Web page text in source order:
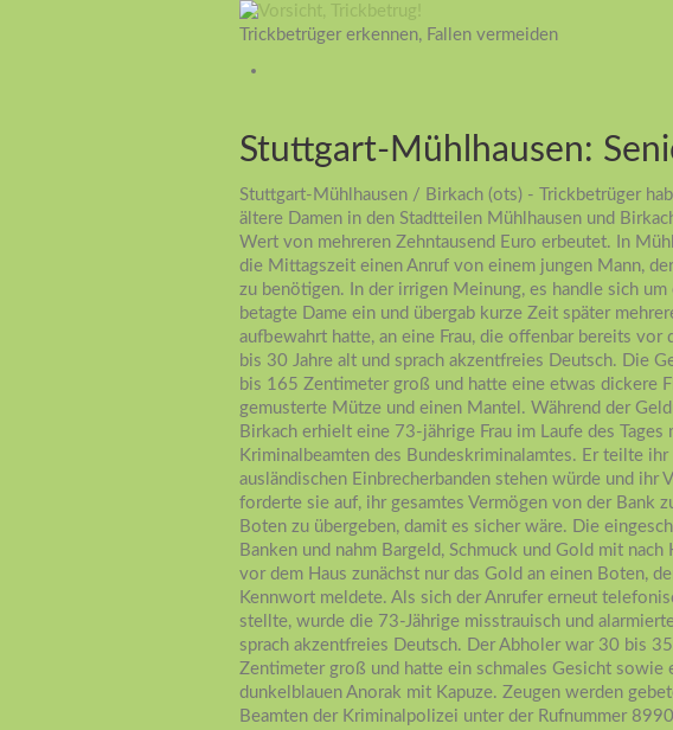
Trickbetrüger erkennen, Fallen vermeiden
Stuttgart-Mühlhausen:
Stuttgart-Mühlhausen / Birkach (ots) - Trickbetrüger
ältere Damen in den Stadtteilen Mühlhausen und
Wert von mehreren Zehntausend Euro erbeutet. In
die Mittagszeit einen Anruf von einem jungen Mann,
zu benötigen. In der irrigen Meinung, es handle sich
betagte Dame ein und übergab kurze Zeit später
aufbewahrt hatte, an eine Frau, die offenbar bereits
bis 30 Jahre alt und sprach akzentfreies Deutsch. Die
bis 165 Zentimeter groß und hatte eine etwas dickere
gemusterte Mütze und einen Mantel. Während der
Birkach erhielt eine 73-jährige Frau im Laufe des
Kriminalbeamten des Bundeskriminalamtes. Er teilte
ausländischen Einbrecherbanden stehen würde und ihr
forderte sie auf, ihr gesamtes Vermögen von der Bank
Boten zu übergeben, damit es sicher wäre. Die
Banken und nahm Bargeld, Schmuck und Gold mit
vor dem Haus zunächst nur das Gold an einen Boten,
Kennwort meldete. Als sich der Anrufer erneut
stellte, wurde die 73-Jährige misstrauisch und
sprach akzentfreies Deutsch. Der Abholer war 30 bis
Zentimeter groß und hatte ein schmales Gesicht sowie
dunkelblauen Anorak mit Kapuze. Zeugen werden
Beamten der Kriminalpolizei unter der Rufnummer